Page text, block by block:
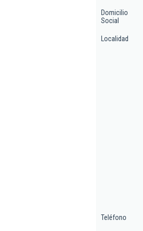
Domicilio
Social
Localidad
Teléfono